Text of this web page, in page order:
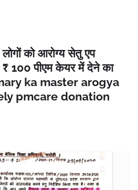
को आरोग्य सेतु एप
₹ 100 पीएम केयर में देने का
ka master arogya
pmcare donation